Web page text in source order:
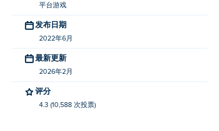
平台游戏
发布日期
2022年6月
最新更新
2026年2月
评分
4.3 (10,588 次投票)